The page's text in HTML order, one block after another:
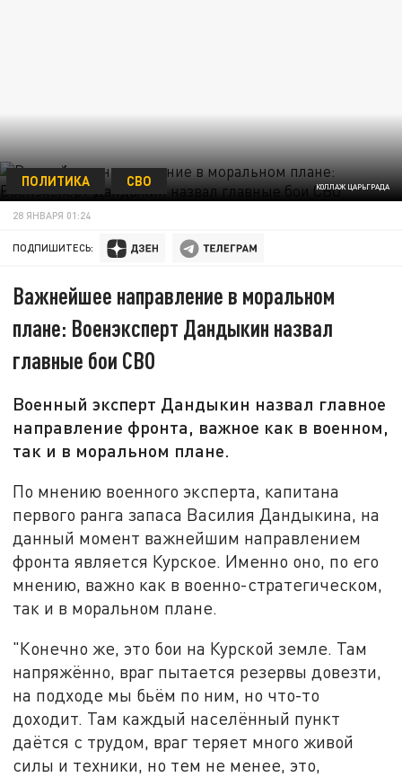
КОЛЛАЖ ЦАРЬГРАДА
ПОЛИТИКА СВО
28 ЯНВАРЯ 01:24
ПОДПИШИТЕСЬ:
Важнейшее направление в моральном
плане: Военэксперт Дандыкин назвал
главные бои СВО
Военный эксперт Дандыкин назвал главное
направление фронта, важное как в военном,
так и в моральном плане.
По мнению военного эксперта, капитана
первого ранга запаса Василия Дандыкина, на
данный момент важнейшим направлением
фронта является Курское. Именно оно, по его
мнению, важно как в военно-стратегическом,
так и в моральном плане.
"Конечно же, это бои на Курской земле. Там
напряжённо, враг пытается резервы довезти,
на подходе мы бьём по ним, но что-то
доходит. Там каждый населённый пункт
даётся с трудом, враг теряет много живой
силы и техники, но тем не менее, это,